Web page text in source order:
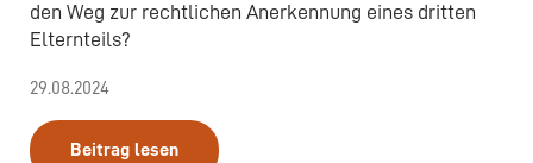
den Weg zur rechtlichen Anerkennung eines dritten
Elternteils?
29.08.2024
Beitrag lesen